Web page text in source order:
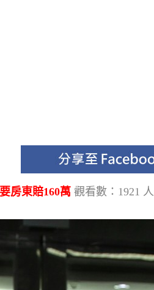
房東賠160萬 觀看數：1921 人